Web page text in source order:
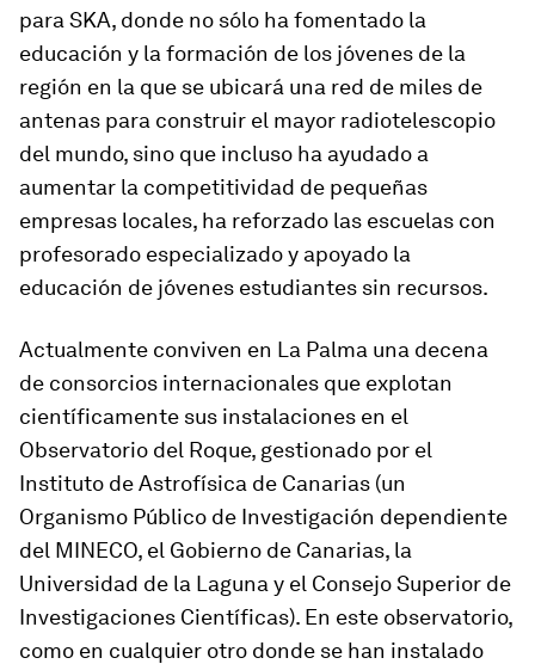
para SKA, donde no sólo ha fomentado la
educación y la formación de los jóvenes de la
región en la que se ubicará una red de miles de
antenas para construir el mayor radiotelescopio
del mundo, sino que incluso ha ayudado a
aumentar la competitividad de pequeñas
empresas locales, ha reforzado las escuelas con
profesorado especializado y apoyado la
educación de jóvenes estudiantes sin recursos.
Actualmente conviven en La Palma una decena
de consorcios internacionales que explotan
científicamente sus instalaciones en el
Observatorio del Roque, gestionado por el
Instituto de Astrofísica de Canarias (un
Organismo Público de Investigación dependiente
del MINECO, el Gobierno de Canarias, la
Universidad de la Laguna y el Consejo Superior de
Investigaciones Científicas). En este observatorio,
como en cualquier otro donde se han instalado